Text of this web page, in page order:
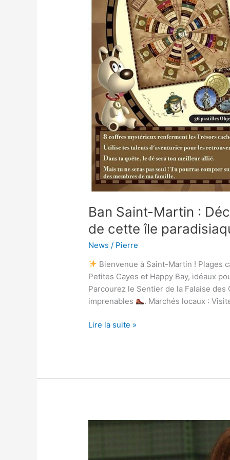
Ban Saint-Martin :
de cette île
News / Pierre
Bienvenue à Saint-Martin ! Plages
Petites Cayes et Happy Bay, idéaux
Parcourez le Sentier de la Falaise
imprenables
. Marchés locaux :
paradisiaque
Lire la suite »
Vanessa